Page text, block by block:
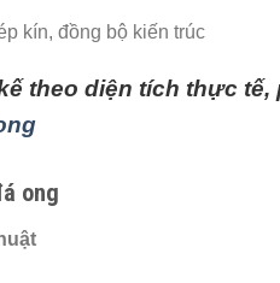
kín, đồng bộ kiến trúc
theo diện tích thực
ong